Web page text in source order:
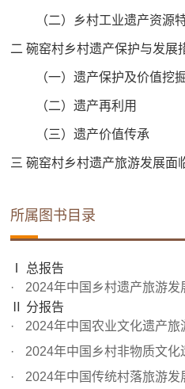
（二）乡村工业遗产资源
二 碗窑村乡村遗产保护与发展
（一）遗产保护及价值挖
（二）遗产再利用
（三）遗产价值传承
三 碗窑村乡村遗产旅游发展面
所属图书目录
Ⅰ 总报告
2024年中国乡村遗产旅游发
Ⅱ 分报告
2024年中国农业文化遗产旅
2024年中国乡村非物质文化
2024年中国传统村落旅游发